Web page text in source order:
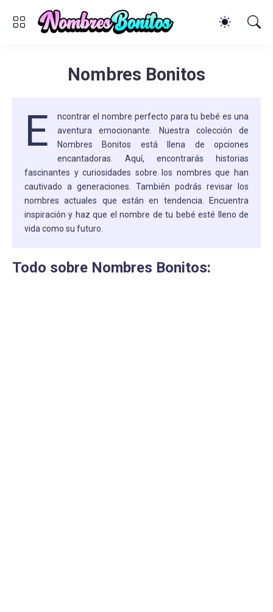
Nombres Bonitos
E
ncontrar el nombre perfecto para tu bebé es una
aventura emocionante. Nuestra colección de
Nombres Bonitos está llena de opciones
encantadoras. Aquí, encontrarás historias
fascinantes y curiosidades sobre los nombres que han
cautivado a generaciones. También podrás revisar los
nombres actuales que están en tendencia. Encuentra
inspiración y haz que el nombre de tu bebé esté lleno de
vida como su futuro.
Todo sobre Nombres Bonitos: